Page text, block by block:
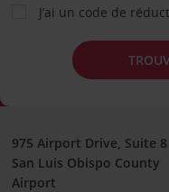
J’ai un code de
975 Airport Drive, Suite 8
San Luis Obispo County
Airport